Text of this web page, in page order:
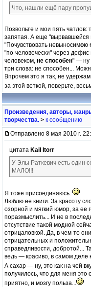
Что, нашли ещё пару
Позвольте и мои пять чатлов:
запятая. А еще "вырвавшейся
"Почувствовать невыносимою
"по-человечески" через
человеком, не способен" — ну
три слова: не способен...
Впрочем это я так, не
за этой веткой, поверьте,
Произведения, авторы,
творчества. > к сообщению
Отправлено 8 мая 2010 г.
цитата Kail Itorr
У Элы Раткевич есть один
МАЛО!!!
Я тоже присоединяюсь.
Люблю ее книги. За красоту
озорной и мягкий юмор, за ее
поразмыслить... И не в
отсутствие такой модной
отрицаловкой. Да, в чем-то
отрицательных и
справедливости, добротой...
ведь — красиво, в самом деле
А сахар — ну, это как на чей
получилось, что для меня это
приятно, и мозгу польза...